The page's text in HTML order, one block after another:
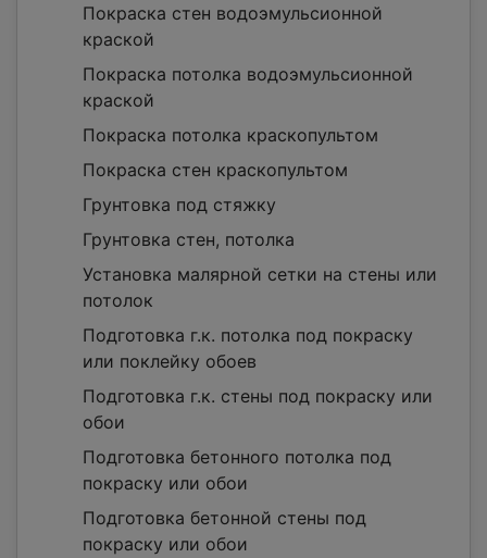
Покраска стен водоэмульсионной
краской
Покраска потолка водоэмульсионной
краской
Покраска потолка краскопультом
Покраска стен краскопультом
Грунтовка под стяжку
Грунтовка стен, потолка
Установка малярной сетки на стены или
потолок
Подготовка г.к. потолка под покраску
или поклейку обоев
Подготовка г.к. стены под покраску или
обои
Подготовка бетонного потолка под
покраску или обои
Подготовка бетонной стены под
покраску или обои